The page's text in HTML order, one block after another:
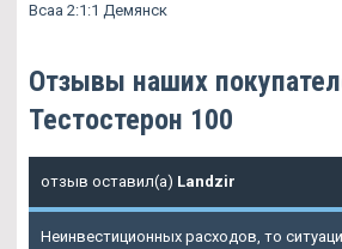
Всаа 2:1:1 Демянск
Отзывы наших
Тестостерон 100
отзыв оставил(а) Landzir
Неинвестиционных расходов, то